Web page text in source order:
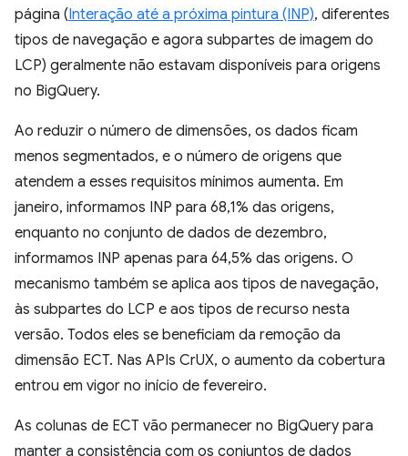
página (Interação até a próxima pintura (INP), diferentes
tipos de navegação e agora subpartes de imagem do
LCP) geralmente não estavam disponíveis para origens
no BigQuery.
Ao reduzir o número de dimensões, os dados ficam
menos segmentados, e o número de origens que
atendem a esses requisitos mínimos aumenta. Em
janeiro, informamos INP para 68,1% das origens,
enquanto no conjunto de dados de dezembro,
informamos INP apenas para 64,5% das origens. O
mecanismo também se aplica aos tipos de navegação,
às subpartes do LCP e aos tipos de recurso nesta
versão. Todos eles se beneficiam da remoção da
dimensão ECT. Nas APIs CrUX, o aumento da cobertura
entrou em vigor no início de fevereiro.
As colunas de ECT vão permanecer no BigQuery para
manter a consistência com os conjuntos de dados